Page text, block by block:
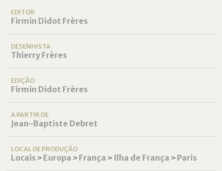
EDITOR
Firmin Didot Frères
DESENHISTA
Thierry Frères
EDIÇÃO
Firmin Didot Frères
A PARTIR DE
Jean-Baptiste Debret
LOCAL DE PRODUÇÃO
Locais˃ Europa ˃ França ˃ Ilha de França ˃ Paris